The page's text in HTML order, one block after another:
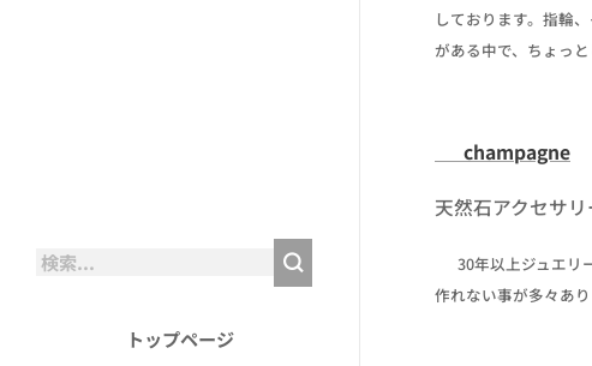
トップページ
しております。指輪
がある中で、ちょっ
☔ champagne
天然石アクセサ
✒ 30年以上ジュエリ
作れない事が多々あ